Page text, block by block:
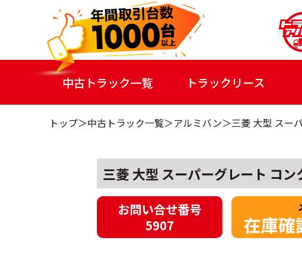
中古トラック一覧 トラックリース
トップ 中古トラック一覧 アルミバン 三菱 大型 スー
三菱 大型 スーパーグレート コ
お問い合せ番号
5907
在庫確